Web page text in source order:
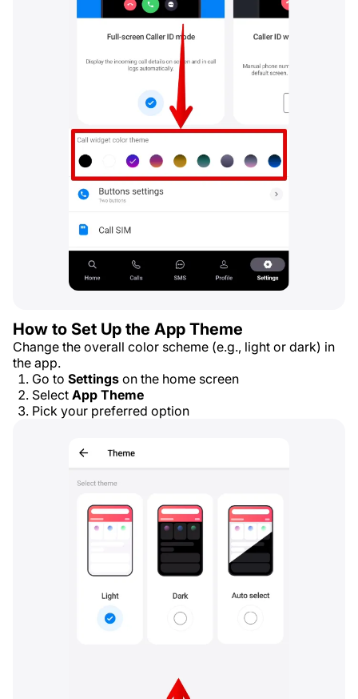
How to Set Up the App Theme
Change the overall color scheme (e.g., light or dark) in
the app.
Go to Settings on the home screen
Select App Theme
Pick your preferred option